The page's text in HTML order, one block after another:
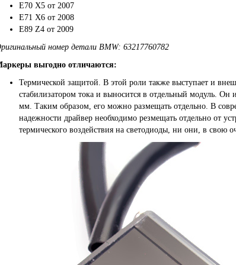
E70 X5 от 2007
E71 X6 от 2008
E89 Z4 от 2009
номер детали BMW: 63217760782
выгодно отличаются:
Термической защитой. В этой роли также выступает и
стабилизатором тока и выносится в отдельный модуль.
мм. Таким образом, его можно размещать отдельно. В
надежности драйвер необходимо резмещать отдельно от
термического воздействия на светодиоды, ни они, в свою